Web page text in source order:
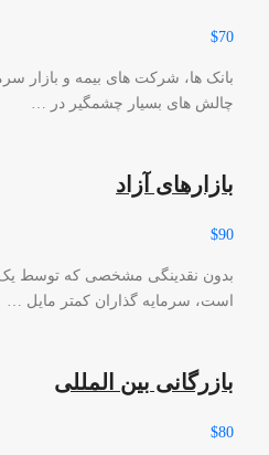
$70
بانک ها، شرکت های بیمه و بازار
چالش های بسیار چشمگیر در …
بازارهای آزاد
$90
بدون نقدینگی مشخصی که توسط یک
است، سرمایه گذاران کمتر مایل …
بازرگانی بین المللی
$80